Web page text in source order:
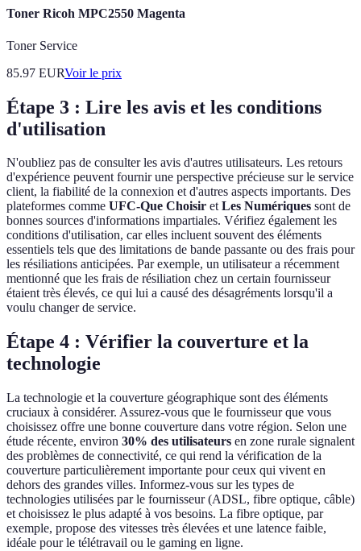
Toner Ricoh MPC2550 Magenta
Toner Service
85.97 EURVoir le prix
Étape 3 : Lire les avis et les conditions
d'utilisation
N'oubliez pas de consulter les avis d'autres utilisateurs. Les retours
d'expérience peuvent fournir une perspective précieuse sur le service
client, la fiabilité de la connexion et d'autres aspects importants. Des
plateformes comme UFC-Que Choisir etLes Numériques sont de
bonnes sources d'informations impartiales. Vérifiez également les
conditions d'utilisation, car elles incluent souvent des éléments
essentiels tels que des limitations de bande passante ou des frais pour
les résiliations anticipées. Par exemple, un utilisateur a récemment
mentionné que les frais de résiliation chez un certain fournisseur
étaient très élevés, ce qui lui a causé des désagréments lorsqu'il a
voulu changer de service.
Étape 4 : Vérifier la couverture et la
technologie
La technologie et la couverture géographique sont des éléments
cruciaux à considérer. Assurez-vous que le fournisseur que vous
choisissez offre une bonne couverture dans votre région. Selon une
étude récente, environ 30% des utilisateurs en zone rurale signalent
des problèmes de connectivité, ce qui rend la vérification de la
couverture particulièrement importante pour ceux qui vivent en
dehors des grandes villes. Informez-vous sur les types de
technologies utilisées par le fournisseur (ADSL, fibre optique, câble)
et choisissez le plus adapté à vos besoins. La fibre optique, par
exemple, propose des vitesses très élevées et une latence faible,
idéale pour le télétravail ou le gaming en ligne.